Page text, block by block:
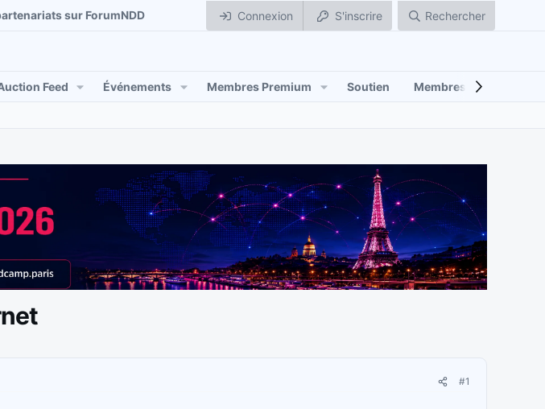
sur ForumNDD Connexion S'inscrire Rechercher
Feed Événements Membres Premium Soutien Membres
#1